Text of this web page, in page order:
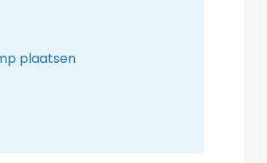
plaatsen